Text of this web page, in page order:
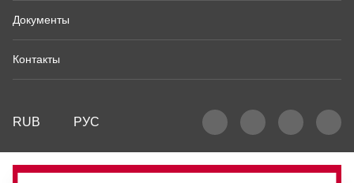
Документы
Контакты
RUB РУС